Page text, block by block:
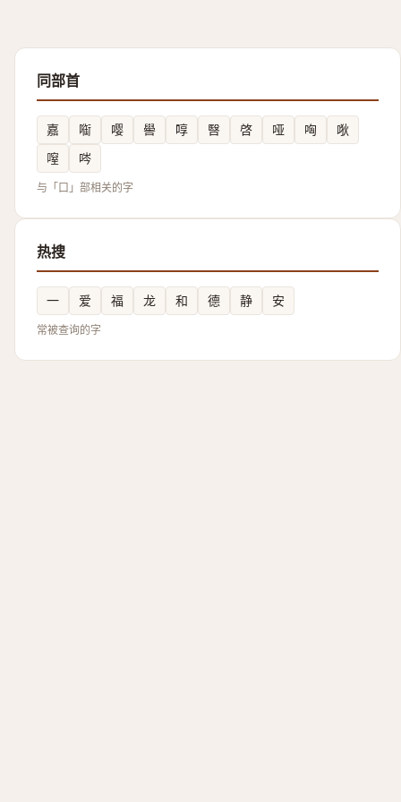
同部首
嘉 㗸 嘤 嚳 啍 㗨 啓 哑 哅
唙
㗧
㖗
与「口」部相关的字
热搜
一 爱 福 龙 和 德 静 安
常被查询的字